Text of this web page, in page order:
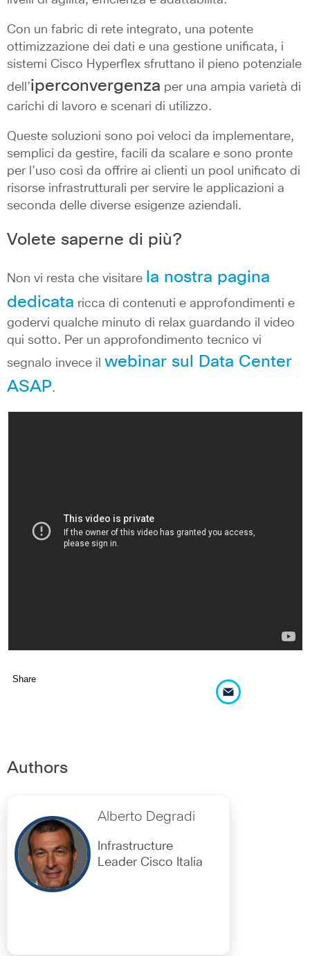
Con un fabric di rete integrato, una potente
ottimizzazione dei dati e una gestione unificata, i
sistemi Cisco Hyperflex sfruttano il pieno potenziale
dell’iperconvergenza per una ampia varietà di
carichi di lavoro e scenari di utilizzo.
Queste soluzioni sono poi veloci da implementare,
semplici da gestire, facili da scalare e sono pronte
per l’uso così da offrire ai clienti un pool unificato di
risorse infrastrutturali per servire le applicazioni a
seconda delle diverse esigenze aziendali.
Volete saperne di più?
Non vi resta che visitare
la nostra pagina
dedicata ricca di contenuti e approfondimenti e
godervi qualche minuto di relax guardando il video
qui sotto. Per un approfondimento tecnico vi
segnalo invece il webinar sul Data Center
ASAP.
Share
Authors
Alberto Degradi
Infrastructure
Leader Cisco Italia